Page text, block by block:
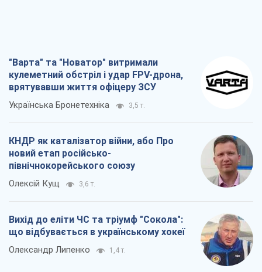
"Варта" та "Новатор" витримали
кулеметний обстріл і удар FPV-дрона,
врятувавши життя офіцеру ЗСУ
Українська Бронетехніка 3,5 т.
КНДР як каталізатор війни, або Про
новий етап російсько-
північнокорейського союзу
Олексій Кущ 3,6 т.
Вихід до еліти ЧС та тріумф "Сокола":
що відбувається в українському хокеї
Олександр Липенко 1,4 т.